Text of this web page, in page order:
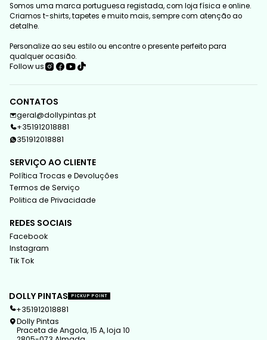
Somos uma marca portuguesa registada, com loja física e online.
Criamos t-shirts, tapetes e muito mais, sempre com atenção ao
detalhe.
Personalize ao seu estilo ou encontre o presente perfeito para
qualquer ocasião.
Follow us
CONTATOS
geral@dollypintas.pt
+351912018881
351912018881
SERVIÇO AO CLIENTE
Política Trocas e Devoluções
Termos de Serviço
Politica de Privacidade
REDES SOCIAIS
Facebook
Instagram
Tik Tok
DOLLY PINTAS PICKUP POINT
+351912018881
Dolly Pintas
Praceta de Angola, 15 A, loja 10